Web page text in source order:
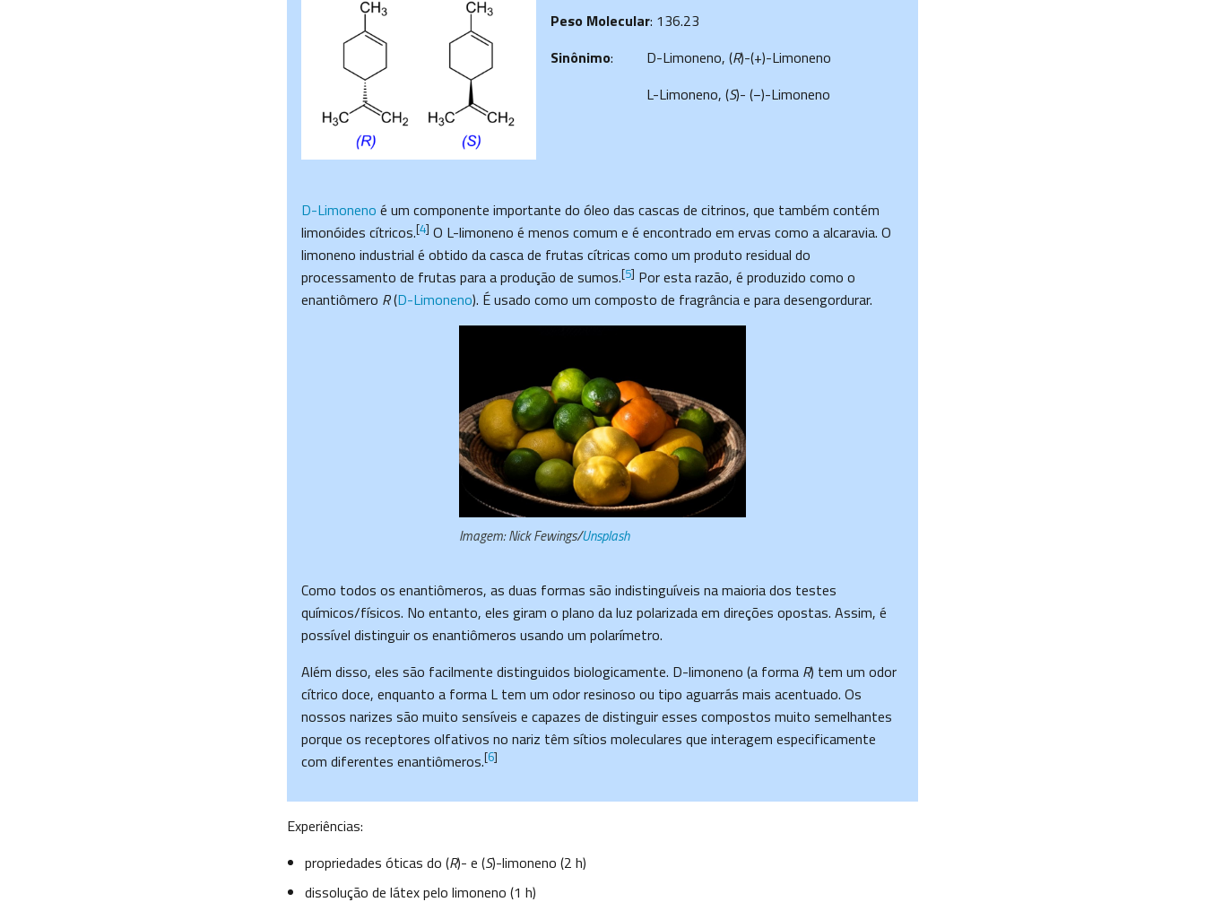
Peso Molecular: 136.23
Sinônimo: D-Limoneno, (R)-(+)-Limoneno
L-Limoneno, (S)- (−)-Limoneno
D-Limoneno é um componente importante do óleo das cascas de citrinos, que também contém
limonóides cítricos.[4] O L-limoneno é menos comum e é encontrado em ervas como a alcaravia. O
limoneno industrial é obtido da casca de frutas cítricas como um produto residual do
processamento de frutas para a produção de sumos.[5] Por esta razão, é produzido como o
enantiômero R(D-Limoneno). É usado como um composto de fragrância e para desengordurar.
Imagem: Nick Fewings/Unsplash
Como todos os enantiômeros, as duas formas são indistinguíveis na maioria dos testes
químicos/físicos. No entanto, eles giram o plano da luz polarizada em direções opostas. Assim, é
possível distinguir os enantiômeros usando um polarímetro.
Além disso, eles são facilmente distinguidos biologicamente. D-limoneno (a forma R) tem um odor
cítrico doce, enquanto a forma L tem um odor resinoso ou tipo aguarrás mais acentuado. Os
nossos narizes são muito sensíveis e capazes de distinguir esses compostos muito semelhantes
porque os receptores olfativos no nariz têm sítios moleculares que interagem especificamente
com diferentes enantiômeros.[6]
Experiências:
propriedades óticas do (R)- e (S)-limoneno (2 h)
dissolução de látex pelo limoneno (1 h)